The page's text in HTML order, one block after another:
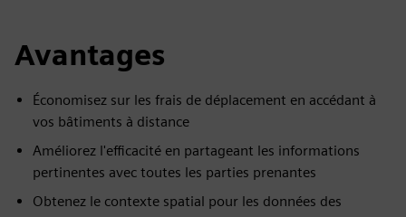
Avantages
Économisez sur les frais de déplacement en accédant à
vos bâtiments à distance
Améliorez l'efficacité en partageant les informations
pertinentes avec toutes les parties prenantes
Obtenez le contexte spatial pour les données des